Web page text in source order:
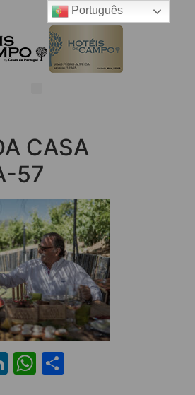
CASA
57
LinkedIn
WhatsApp
Português